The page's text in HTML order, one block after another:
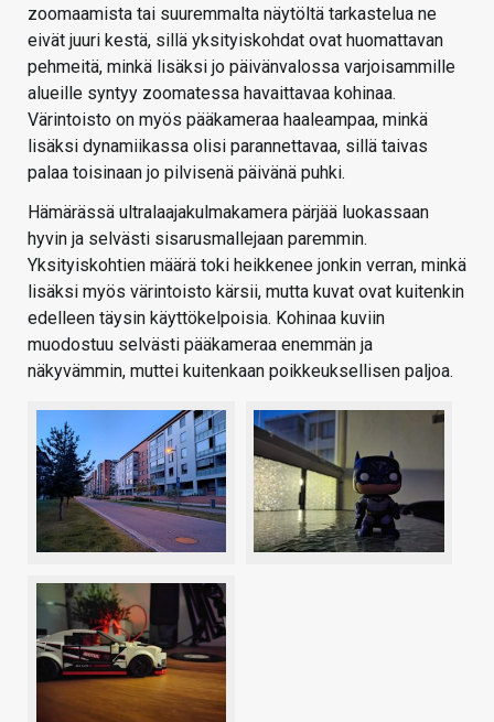
zoomaamista tai suuremmalta näytöltä tarkastelua ne
eivät juuri kestä, sillä yksityiskohdat ovat huomattavan
pehmeitä, minkä lisäksi jo päivänvalossa varjoisammille
alueille syntyy zoomatessa havaittavaa kohinaa.
Värintoisto on myös pääkameraa haaleampaa, minkä
lisäksi dynamiikassa olisi parannettavaa, sillä taivas
palaa toisinaan jo pilvisenä päivänä puhki.
Hämärässä ultralaajakulmakamera pärjää luokassaan
hyvin ja selvästi sisarusmallejaan paremmin.
Yksityiskohtien määrä toki heikkenee jonkin verran, minkä
lisäksi myös värintoisto kärsii, mutta kuvat ovat kuitenkin
edelleen täysin käyttökelpoisia. Kohinaa kuviin
muodostuu selvästi pääkameraa enemmän ja
näkyvämmin, muttei kuitenkaan poikkeuksellisen paljoa.